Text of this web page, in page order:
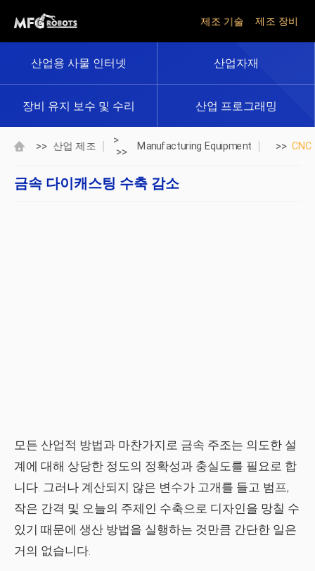
제조 기술 제조 장비
산업용 사물 인터넷 산업자재
장비 유지 보수 및 수리 산업 프로그래밍
>> 산업 제조
>
>>
Manufacturing Equipment >> CNC
금속 다이캐스팅 수축 감소
모든 산업적 방법과 마찬가지로 금속 주조는 의도한 설
계에 대해 상당한 정도의 정확성과 충실도를 필요로 합
니다. 그러나 계산되지 않은 변수가 고개를 들고 범프,
작은 간격 및 오늘의 주제인 수축으로 디자인을 망칠 수
있기 때문에 생산 방법을 실행하는 것만큼 간단한 일은
거의 없습니다.